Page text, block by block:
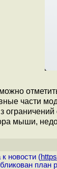
части
ограничений
мыши,
новости (
план